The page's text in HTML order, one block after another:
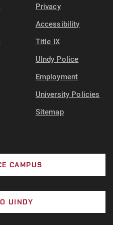
Privacy
Accessibility
Title IX
UIndy Police
Employment
University Policies
Sitemap
CAMPUS
UINDY